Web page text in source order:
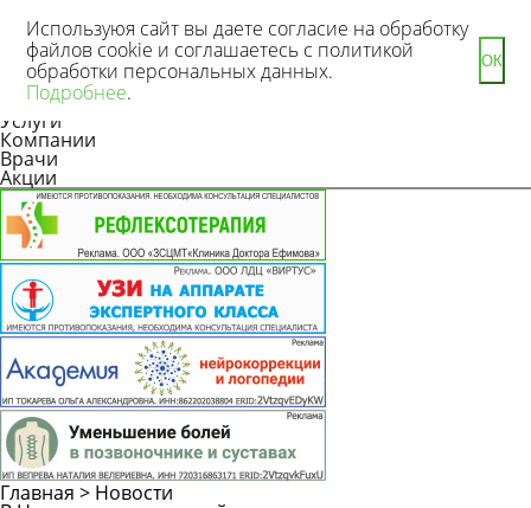
Новости
Статьи
Услуги
Компании
Врачи
Акции
Главная > Новости
Используюя сайт вы даете согласие на обработку
файлов cookie и соглашаетесь с политикой
обработки персональных данных.
Подробнее.
ОК